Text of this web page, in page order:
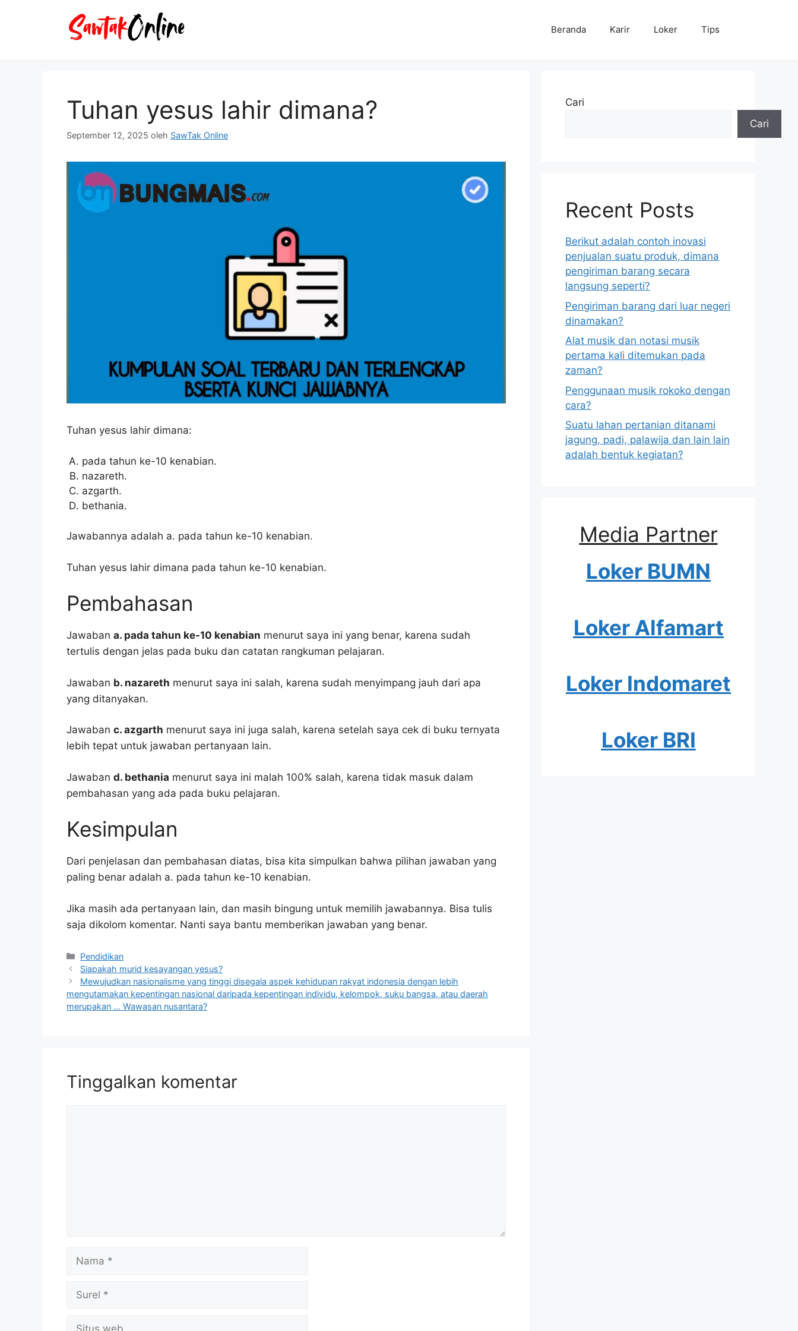
Beranda Karir Loker Tips
Tuhan yesus lahir dimana?
September 12, 2025 oleh SawTak Online
Tuhan yesus lahir dimana:
pada tahun ke-10 kenabian.
nazareth.
azgarth.
bethania.
Jawabannya adalah a. pada tahun ke-10 kenabian.
Tuhan yesus lahir dimana pada tahun ke-10 kenabian.
Pembahasan
Jawaban a. pada tahun ke-10 kenabian menurut saya ini yang benar, karena sudah
tertulis dengan jelas pada buku dan catatan rangkuman pelajaran.
Jawaban b. nazareth menurut saya ini salah, karena sudah menyimpang jauh dari apa
yang ditanyakan.
Jawaban c. azgarth menurut saya ini juga salah, karena setelah saya cek di buku ternyata
lebih tepat untuk jawaban pertanyaan lain.
Jawaban d. bethania menurut saya ini malah 100% salah, karena tidak masuk dalam
pembahasan yang ada pada buku pelajaran.
Kesimpulan
Dari penjelasan dan pembahasan diatas, bisa kita simpulkan bahwa pilihan jawaban yang
paling benar adalah a. pada tahun ke-10 kenabian.
Jika masih ada pertanyaan lain, dan masih bingung untuk memilih jawabannya. Bisa tulis
saja dikolom komentar. Nanti saya bantu memberikan jawaban yang benar.
Kategori
Pendidikan
Siapakah murid kesayangan yesus?
Mewujudkan nasionalisme yang tinggi disegala aspek kehidupan rakyat indonesia dengan lebih
mengutamakan kepentingan nasional daripada kepentingan individu, kelompok, suku bangsa, atau daerah
merupakan … Wawasan nusantara?
Tinggalkan komentar
Cari
Cari
Recent Posts
Berikut adalah contoh inovasi
penjualan suatu produk, dimana
pengiriman barang secara
langsung seperti?
Pengiriman barang dari luar negeri
dinamakan?
Alat musik dan notasi musik
pertama kali ditemukan pada
zaman?
Penggunaan musik rokoko dengan
cara?
Suatu lahan pertanian ditanami
jagung, padi, palawija dan lain lain
adalah bentuk kegiatan?
Media Partner
Loker BUMN
Loker Alfamart
Loker Indomaret
Loker BRI